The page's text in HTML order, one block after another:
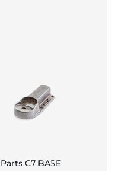
Parts C7 BASE
Aggiungi